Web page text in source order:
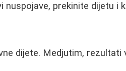
prekinite dijetu i
dijete. Medjutim, rezultati